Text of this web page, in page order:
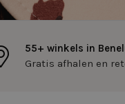
55+ winkels in
Gratis afhalen en
ibikeweb.tilroy.com
www.twiceasnice.com
4